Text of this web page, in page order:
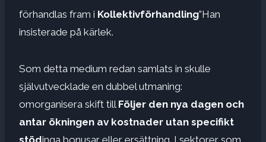
förhandlas fram i Kollektivförhandling”Han
insisterade på kärlek.
Som detta medium redan samlats in skulle
självutvecklade en dubbel utmaning:
omorganisera skift till Följer den nya dagen och
antar ökningen av kostnader utan specifikt
stödinga bonusar eller ersättning. I sektorer som